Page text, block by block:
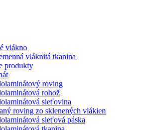
vlákno
vláknitá tkanina
produkty
roving
rohož
sieťovina
roving zo sklenených vlákien
sieťová páska